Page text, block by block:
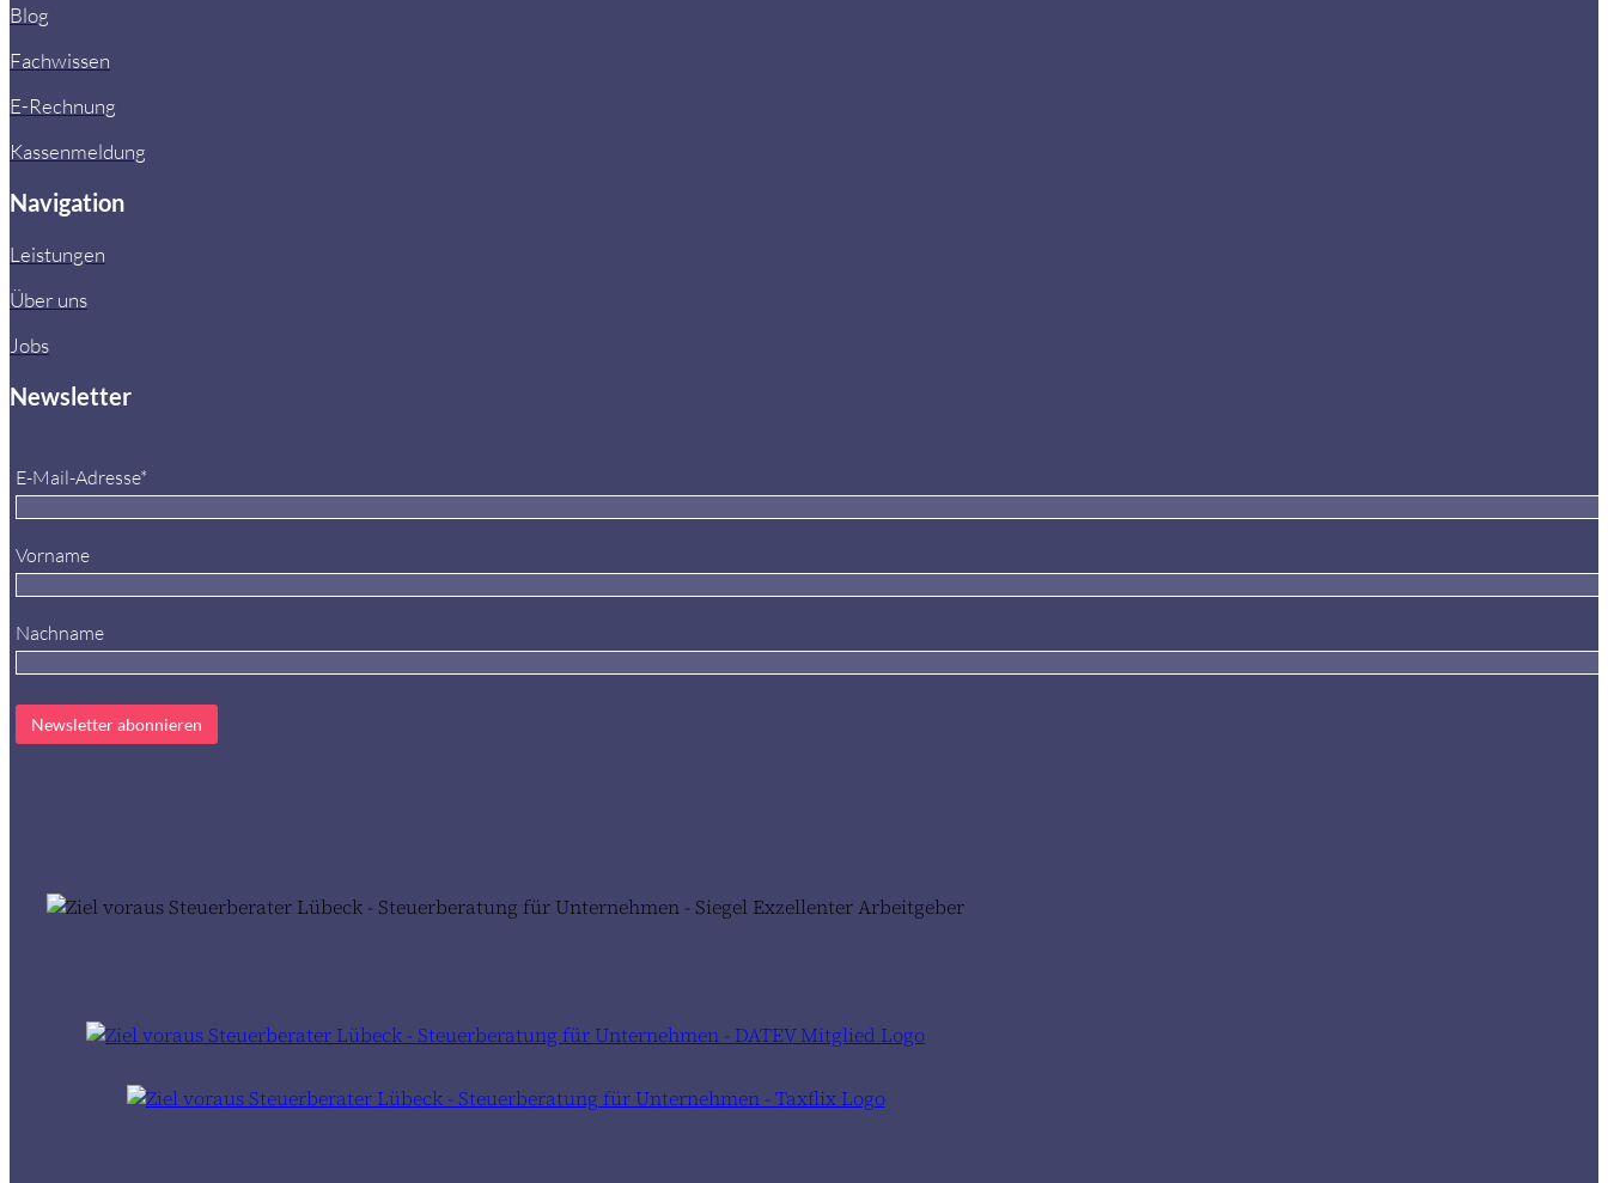
Blog
Fachwissen
E-Rechnung
Kassenmeldung
Navigation
Leistungen
Über uns
Jobs
Newsletter
E-Mail-Adresse*
Vorname
Nachname